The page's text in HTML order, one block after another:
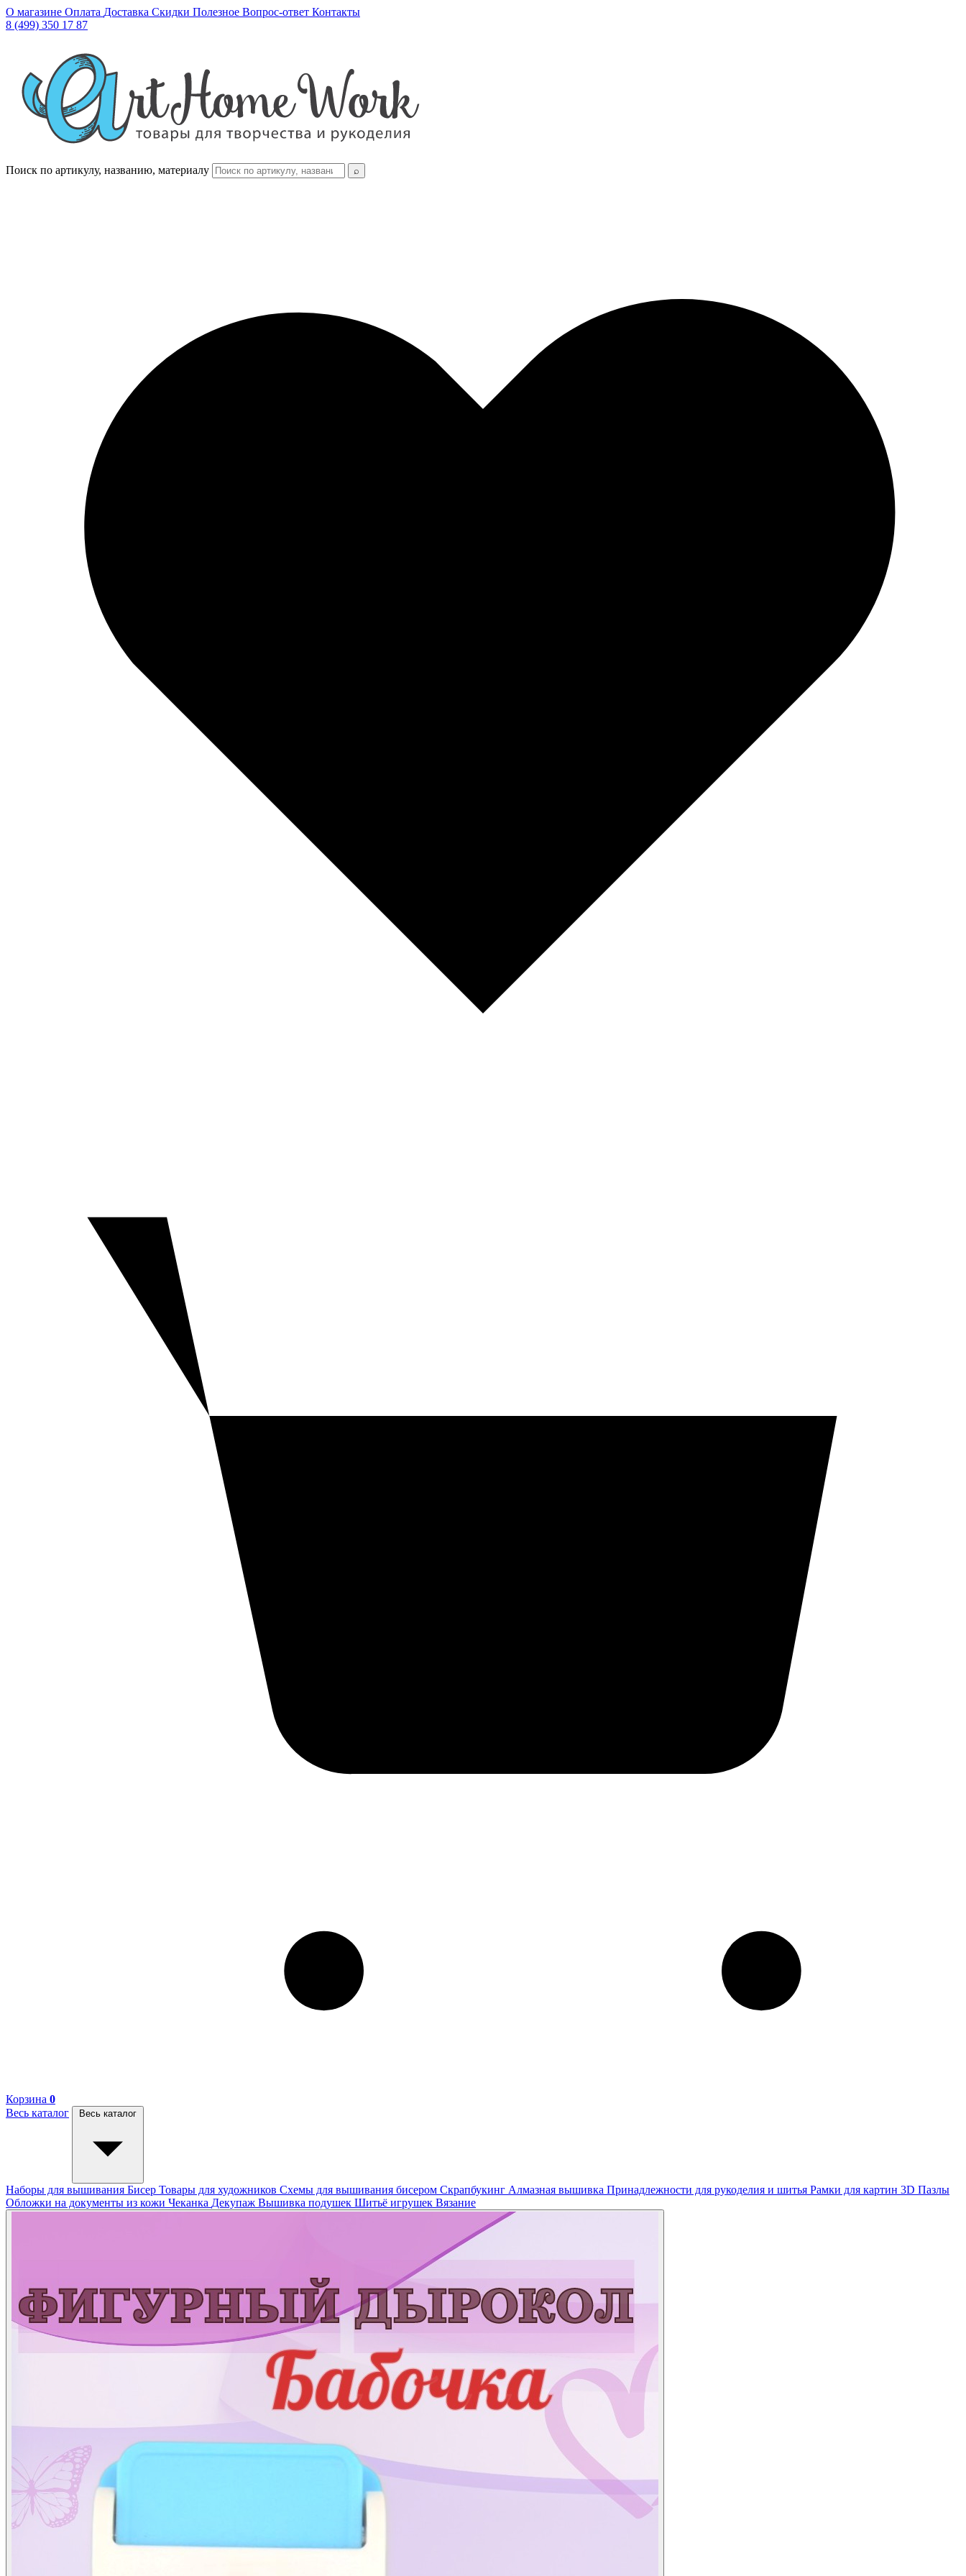
О магазине Оплата Доставка Скидки Полезное Вопрос-ответ Контакты
8 (499) 350 17 87
Поиск по артикулу, названию, материалу ⌕
Корзина 0
Весь каталог
Весь каталог
Наборы для вышивания Бисер Товары для художников Схемы для вышивания бисером Скрапбукинг Алмазная вышивка Принадлежности для рукоделия и шитья Рамки для картин 3D Пазлы
Обложки на документы из кожи Чеканка Декупаж Вышивка подушек Шитьё игрушек Вязание